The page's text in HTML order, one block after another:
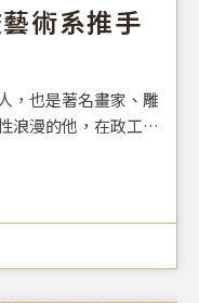
術系推手
，也是著名畫家、雕
浪漫的他，在政工幹
生對這名好老師留下